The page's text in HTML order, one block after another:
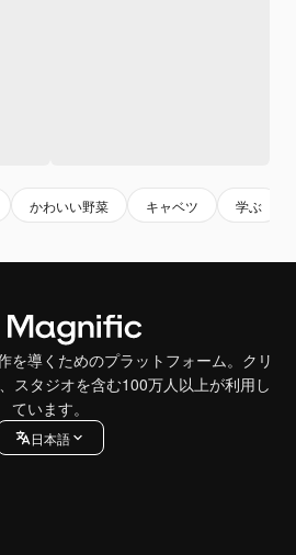
かわいい野菜 キャベツ 学ぶ
を導くためのプラットフォーム。クリ
スタジオを含む100万人以上が利用し
ています。
日本語